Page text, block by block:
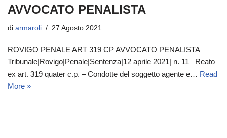
AVVOCATO PENALISTA
di armaroli 27 Agosto 2021
ROVIGO PENALE ART 319 CP AVVOCATO PENALISTA
Tribunale|Rovigo|Penale|Sentenza|12 aprile 2021| n. 11 Reato
ex art. 319 quater c.p. – Condotte del soggetto agente e… Read
More »